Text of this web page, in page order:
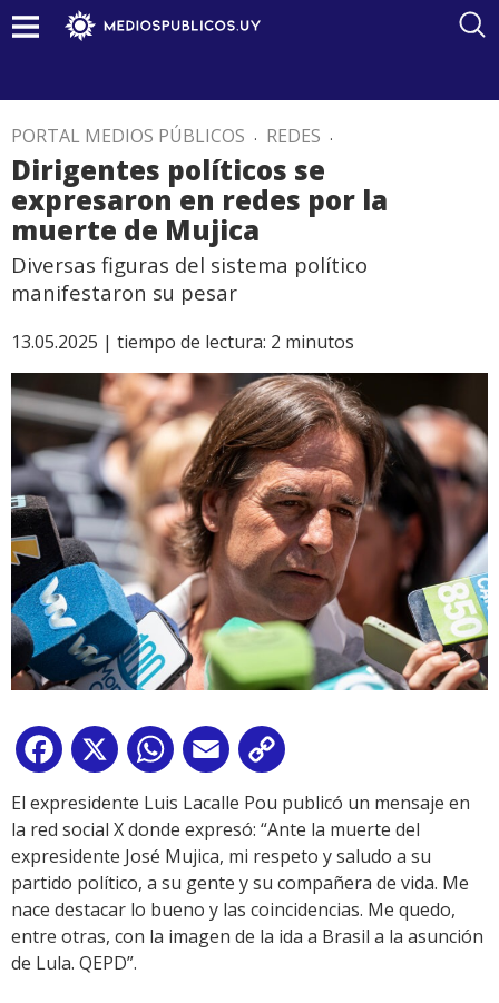
PORTAL MEDIOS PÚBLICOS . REDES .
Dirigentes políticos se
expresaron en redes por la
muerte de Mujica
Diversas figuras del sistema político
manifestaron su pesar
13.05.2025 | tiempo de lectura: 2 minutos
Facebook
X WhatsApp
Email
Link
El expresidente Luis Lacalle Pou publicó un mensaje en
la red social X donde expresó: “Ante la muerte del
expresidente José Mujica, mi respeto y saludo a su
partido político, a su gente y su compañera de vida. Me
nace destacar lo bueno y las coincidencias. Me quedo,
entre otras, con la imagen de la ida a Brasil a la asunción
de Lula. QEPD”.